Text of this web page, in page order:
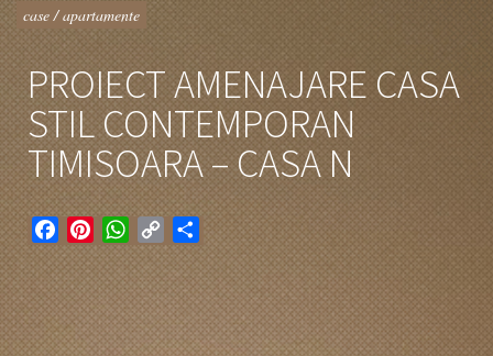
case / apartamente
PROIECT AMENAJARE CASA
STIL CONTEMPORAN
TIMISOARA – CASA N
FacebookPinterestWhatsApp
Copy
Link
Partajează